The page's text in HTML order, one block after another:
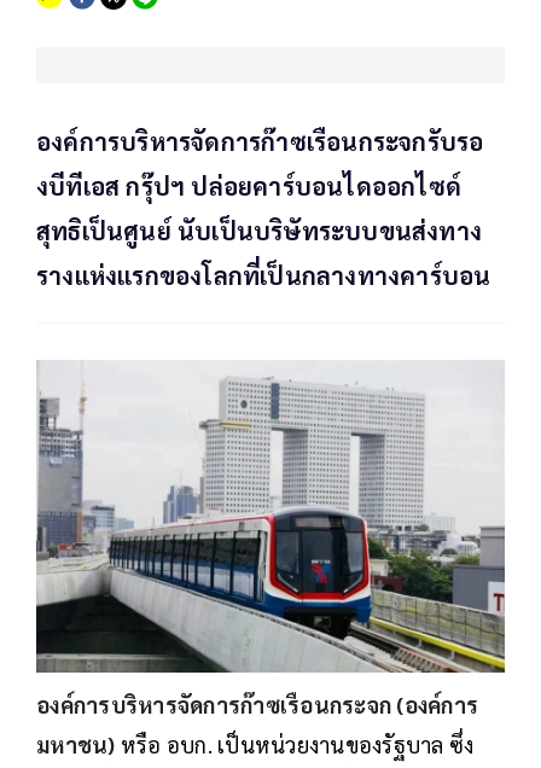
องค์การบริหารจัดการก๊าซเรือนกระจกรับรอ
งบีทีเอส กรุ๊ปฯ ปล่อยคาร์บอนไดออกไซด์
สุทธิเป็นศูนย์ นับเป็นบริษัทระบบขนส่งทาง
รางแห่งแรกของโลกที่เป็นกลางทางคาร์บอน
องค์การบริหารจัดการก๊าซเรือนกระจก (องค์การ
มหาชน) หรือ อบก. เป็นหน่วยงานของรัฐบาล ซึ่ง